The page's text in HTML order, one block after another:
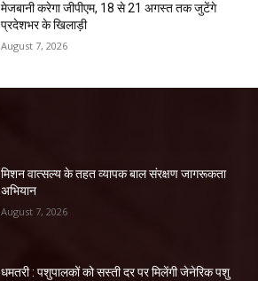
मेजबानी करेगा जीपीएम, 18 से 21 अगस्त तक जुटेंगे
प्रदेशभर के खिलाड़ी
August 7, 2026
मिशन वात्सल्य के तहत व्यापक बाल संरक्षण जागरूकता
अभियान
August 7, 2026
धमतरी : पशुपालकों को सस्ती दर पर मिलेंगी जेनेरिक पशु